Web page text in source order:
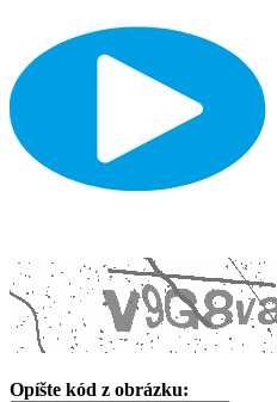
Opíšte kód z obrázku: